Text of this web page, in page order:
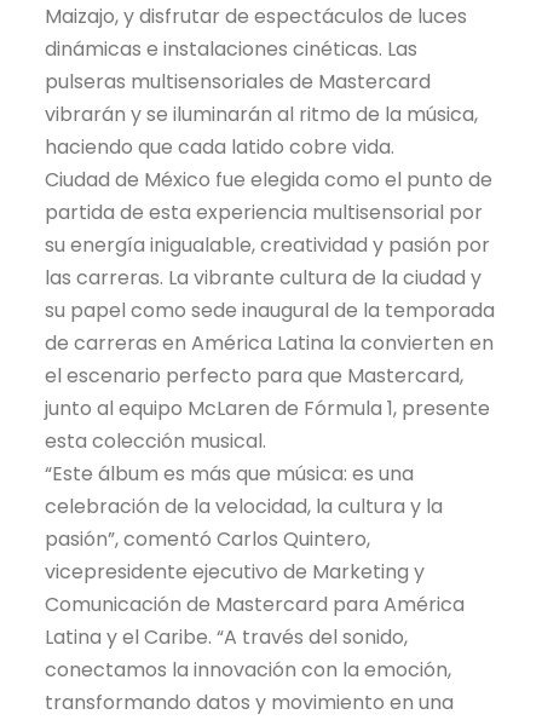
Maizajo, y disfrutar de espectáculos de luces
dinámicas e instalaciones cinéticas. Las
pulseras multisensoriales de Mastercard
vibrarán y se iluminarán al ritmo de la música,
haciendo que cada latido cobre vida.
Ciudad de México fue elegida como el punto de
partida de esta experiencia multisensorial por
su energía inigualable, creatividad y pasión por
las carreras. La vibrante cultura de la ciudad y
su papel como sede inaugural de la temporada
de carreras en América Latina la convierten en
el escenario perfecto para que Mastercard,
junto al equipo McLaren de Fórmula 1, presente
esta colección musical.
“Este álbum es más que música: es una
celebración de la velocidad, la cultura y la
pasión”, comentó Carlos Quintero,
vicepresidente ejecutivo de Marketing y
Comunicación de Mastercard para América
Latina y el Caribe. “A través del sonido,
conectamos la innovación con la emoción,
transformando datos y movimiento en una